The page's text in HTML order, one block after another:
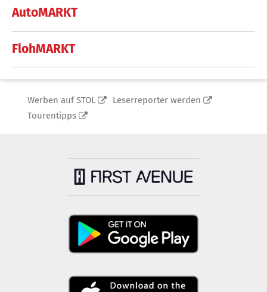
AutoMARKT
FlohMARKT
Werben auf STOL
Leserreporter werden
Tourentipps